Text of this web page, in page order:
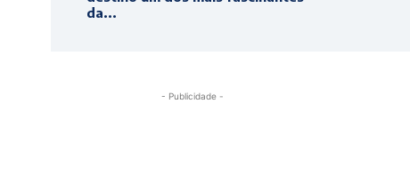
da...
- Publicidade -